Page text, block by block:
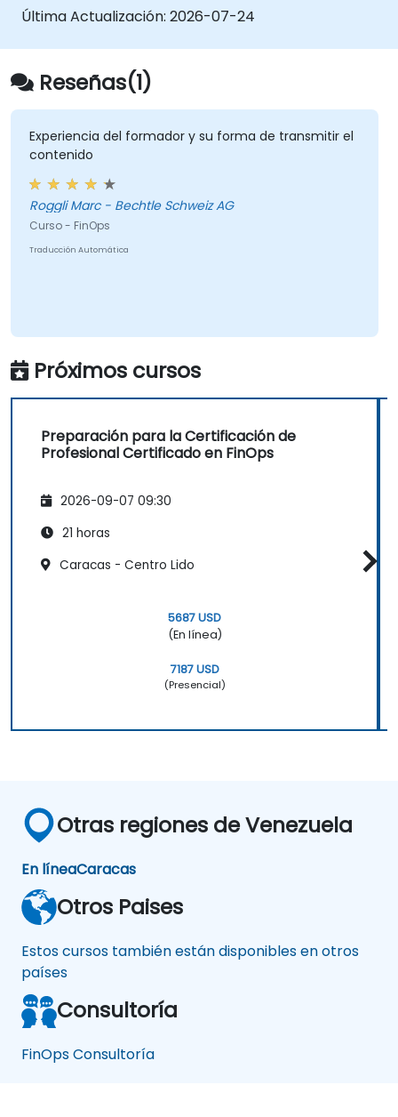
Última Actualización: 2026-07-24
Reseñas(1)
Experiencia del formador y su forma de transmitir el
contenido
Roggli Marc - Bechtle Schweiz AG
Curso - FinOps
Traducción Automática
Próximos cursos
Preparación para la Certificación de
Profesional Certificado en FinOps
2026-09-07 09:30
21 horas
Caracas - Centro Lido
5687 USD
(En línea)
7187 USD
(Presencial)
Otras regiones de Venezuela
En líneaCaracas
Otros Paises
Estos cursos también están disponibles en otros
países
Consultoría
FinOps Consultoría